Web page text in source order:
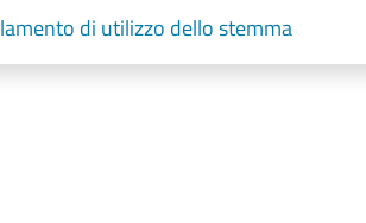
di utilizzo dello stemma